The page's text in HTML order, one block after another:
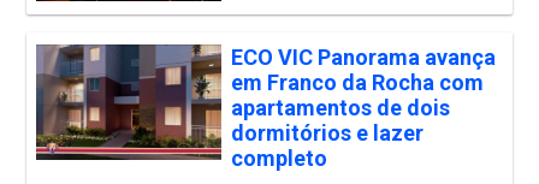
ECO VIC Panorama avança
em Franco da Rocha com
apartamentos de dois
dormitórios e lazer
completo